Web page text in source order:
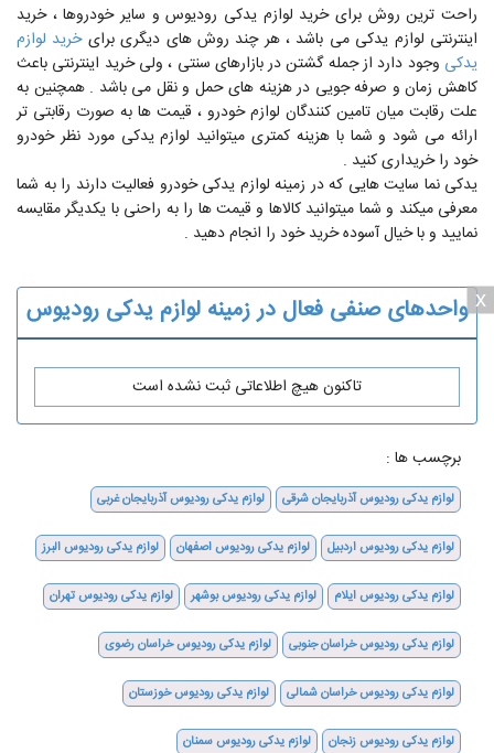
راحت ترین روش برای خرید لوازم یدکی رودیوس و سایر خودروها ، خرید
اینترنتی لوازم یدکی می باشد ، هر چند روش های دیگری برایخرید لوازم
یدکی وجود دارد از جمله گشتن در بازارهای سنتی ، ولی خرید اینترنتی باعث
کاهش زمان و صرفه جویی در هزینه های حمل و نقل می باشد . همچنین به
علت رقابت میان تامین کنندگان لوازم خودرو ، قیمت ها به صورت رقابتی تر
ارائه می شود و شما با هزینه کمتری میتوانید لوازم یدکی مورد نظر خودرو
خود را خریداری کنید .
یدکی نما سایت هایی که در زمینه لوازم یدکی خودرو فعالیت دارند را به شما
معرفی میکند و شما میتوانید کالاها و قیمت ها را به راحنی با یکدیگر مقایسه
نمایید و با خیال آسوده خرید خود را انجام دهید .
x واحدهای صنفی فعال در زمینه لوازم یدکی رودیوس
تاکنون هیچ اطلاعاتی ثبت نشده است
برچسب ها :
لوازم یدکی رودیوس آذربایجان شرقی لوازم یدکی رودیوس آذربایجان غربی
لوازم یدکی رودیوس اردبیل لوازم یدکی رودیوس اصفهان لوازم یدکی رودیوس البرز
لوازم یدکی رودیوس ایلام لوازم یدکی رودیوس بوشهر لوازم یدکی رودیوس تهران
لوازم یدکی رودیوس خراسان جنوبی لوازم یدکی رودیوس خراسان رضوی
لوازم یدکی رودیوس خراسان شمالی لوازم یدکی رودیوس خوزستان
لوازم یدکی رودیوس زنجان لوازم یدکی رودیوس سمنان